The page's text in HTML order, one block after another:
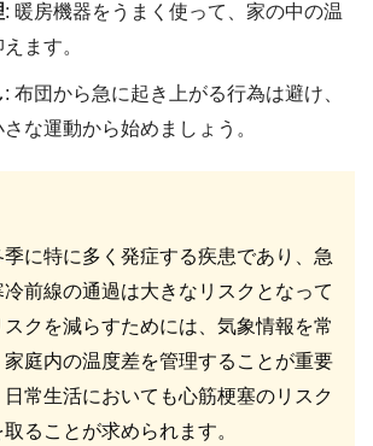
: 暖房機器をうまく使って、家の中の温
ます。
: 布団から急に起き上がる行為は避け、
な運動から始めましょう。
に特に多く発症する疾患であり、急
前線の通過は大きなリスクとなって
クを減らすためには、気象情報を常
庭内の温度差を管理することが重要
常生活においても心筋梗塞のリスク
ることが求められます。